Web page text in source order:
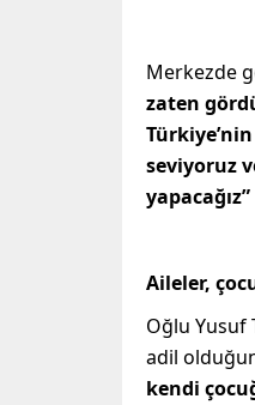
Merkezde
zaten
seviyoruz
yapacağız”
Aileler,
Oğlu Yusuf
adil
kendi